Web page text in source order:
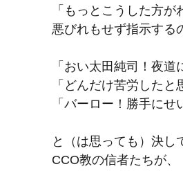
「もっとこうした方が
悪びれもせず指示する
「おい太田純司！夜
「どんだけ苦労したと
「バーロー！勝手にせ
と（は思っても）決し
CCO教の信者たちが、